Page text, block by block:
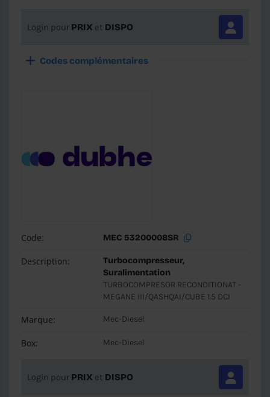
Login pour PRIX et DISPO
Codes complémentaires
Code: MEC 53200008SR
Description:
Turbocompresseur,
Suralimentation
TURBOCOMPRESOR RECONDITIONAT -
MEGANE III/QASHQAI/CUBE 1.5 DCI
Marque: Mec-Diesel
Box: Mec-Diesel
Login pour PRIX et DISPO